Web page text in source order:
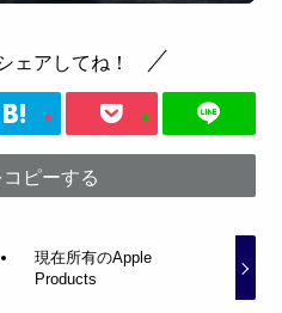
ェアしてね！
ピーする
現在所有のApple
Products